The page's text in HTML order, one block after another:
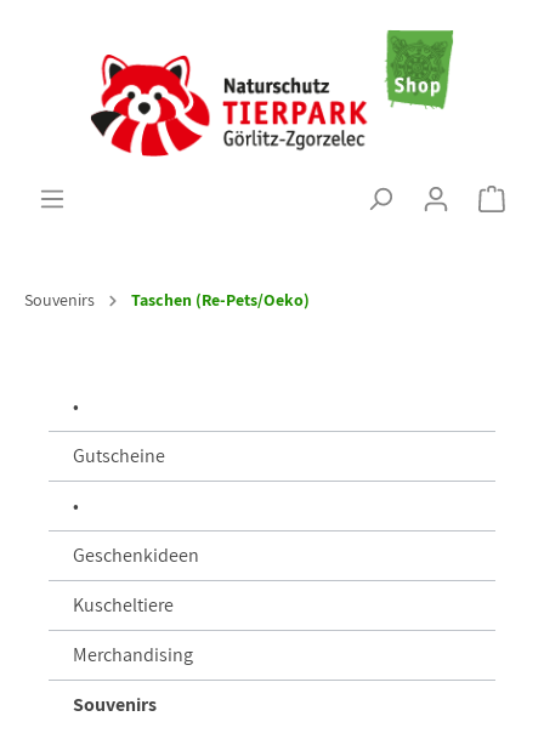
Souvenirs Taschen (Re-Pets/Oeko)
•
Gutscheine
•
Geschenkideen
Kuscheltiere
Merchandising
Souvenirs